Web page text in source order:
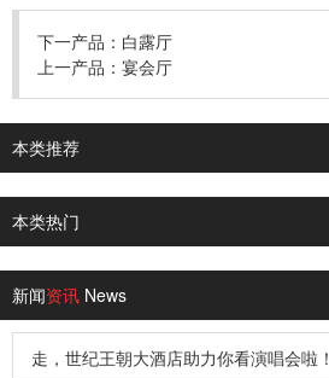
下一产品： 白露厅
上一产品： 宴会厅
本类推荐
本类热门
新闻资讯 News
走，世纪王朝大酒店助力你看演唱会啦！